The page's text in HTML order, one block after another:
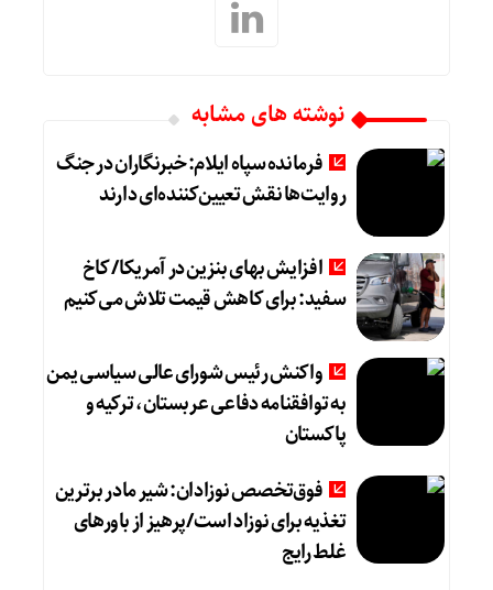
نوشته های مشابه
فرمانده سپاه ایلام: خبرنگاران در جنگ
روایت‌ها نقش تعیین‌کننده‌ای دارند
افزایش بهای بنزین در آمریکا/ کاخ
سفید: برای کاهش قیمت تلاش می‌کنیم
واکنش رئیس شورای عالی سیاسی یمن
به توافقنامه دفاعی عربستان، ترکیه و
پاکستان
فوق‌تخصص نوزادان: شیر مادر برترین
تغذیه برای نوزاد است/پرهیز از باورهای
غلط رایج